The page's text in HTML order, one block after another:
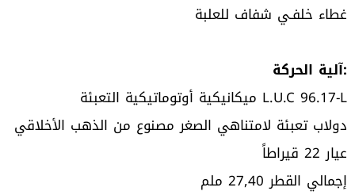
غطاء خلفـي شفاف للعلبة
آلية الحركة:
ميكانيكية أوتوماتيكية التعبئة L.U.C 96.17-L
دولاب تعبئة لامتناهي الصغر مصنوع من الذهب الأخلاقي
عيار 22 قيراطاً
إجمالي القطر 27,40 ملم